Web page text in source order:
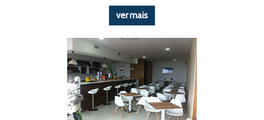
ver mais